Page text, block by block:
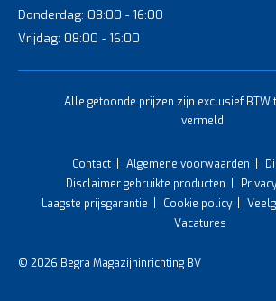
Donderdag: 08:00 - 16:00
Vrijdag: 08:00 - 16:00
Alle getoonde prijzen zijn exclusief BTW
vermeld
Contact Algemene voorwaarden
Disclaimer gebruikte producten
Laagste prijsgarantie
Cookie policy
Vacatures
© 2026 Begra Magazijninrichting BV